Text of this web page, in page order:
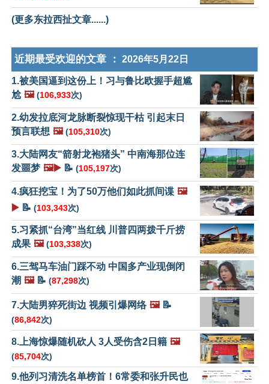
(更多东拉西扯文章......)
近期最受欢迎的文章 ： 2026年5月22日
1.被美国逼到这份上！习与鲁比欧握手超尴
尬 🖼️ (106,933次)
2.幼发拉底河龙脉断裂惊现干枯 引起末日
预言联想 🖼️ (105,310次)
3.大陆网友“箭射龙袍猪头” 中南海那位连
发噩梦 🖼️▶️ 📝 (105,197次)
4.疯狂挖宝！为了50万他们如此抓间谍 🖼️
▶️ 📝 (103,343次)
5.习紧抓“台湾”当红线 川普四两拨千斤捞
成果 🖼️ (103,338次)
6.三驾马车油门踩不动 中国多产业现倒闭
潮 🖼️📝 (87,298次)
7.大陆男猝死街边 视频引爆网络 🖼️📝
(86,842次)
8.上海惊爆随机砍人 3人受伤含2日籍 🖼️
(85,704次)
9.他列习清洗名单榜首！6常委和张升民也